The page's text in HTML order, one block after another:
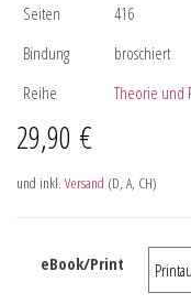
Seiten
416
Bindung
broschiert
Reihe
Theorie und
29,90 €
und inkl. Versand (D, A, CH)
eBook/Print